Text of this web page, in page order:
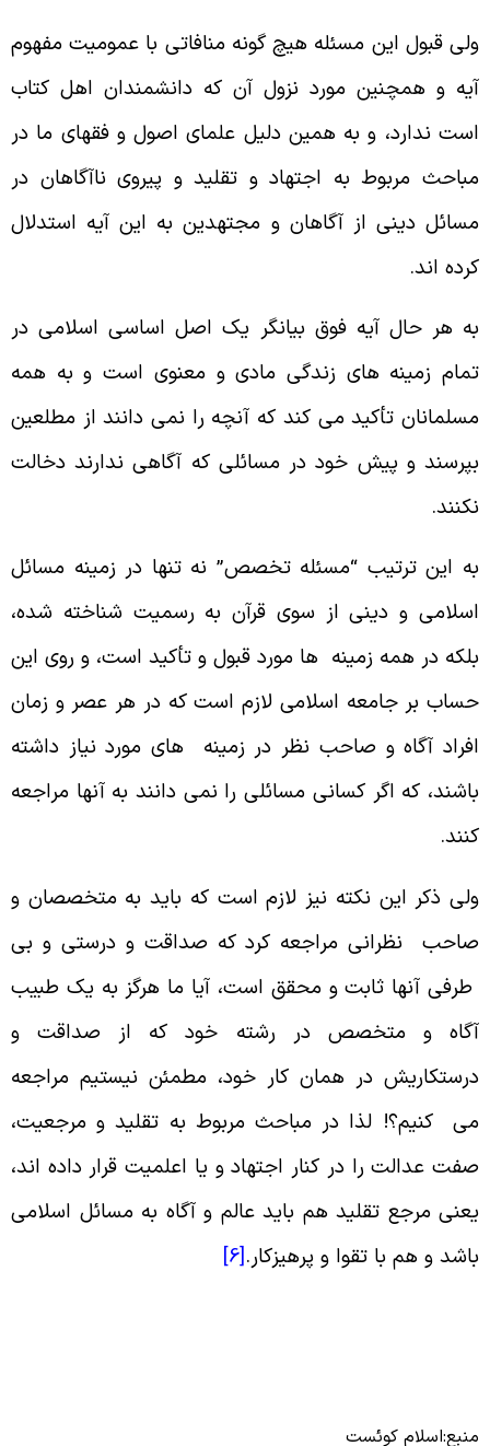
قبول این مسئله هیچ گونه منافاتى با عمومیت مفهوم
و همچنین مورد نزول آن که دانشمندان اهل کتاب
ندارد، و به همین دلیل علماى اصول و فقهاى ما در
مربوط به اجتهاد و تقلید و پیروى ناآگاهان در
دینى از آگاهان و مجتهدین به این آیه استدلال
اند.
هر حال آیه فوق بیانگر یک اصل اساسى اسلامى در
زمینه هاى زندگى مادى و معنوى است و به همه
تأکید مى کند که آنچه را نمى دانند از مطلعین
و پیش خود در مسائلى که آگاهى ندارند دخالت
این ترتیب “مسئله تخصص” نه تنها در زمینه مسائل
و دینى از سوى قرآن به رسمیت شناخته شده،
در همه زمینه ها مورد قبول و تأکید است، و روى این
بر جامعه اسلامی لازم است که در هر عصر و زمان
آگاه و صاحب نظر در زمینه های مورد نیاز داشته
که اگر کسانى مسائلى را نمى دانند به آنها مراجعه
ذکر این نکته نیز لازم است که باید به متخصصان و
نظرانى مراجعه کرد که صداقت و درستى و بى
آنها ثابت و محقق است، آیا ما هرگز به یک طبیب
و متخصص در رشته خود که از صداقت و
در همان کار خود، مطمئن نیستیم مراجعه
کنیم؟! لذا در مباحث مربوط به تقلید و مرجعیت،
عدالت را در کنار اجتهاد و یا اعلمیت قرار داده اند،
مرجع تقلید هم باید عالم و آگاه به مسائل اسلامى
و هم با تقوا و پرهیزکار.[6]
کوئست